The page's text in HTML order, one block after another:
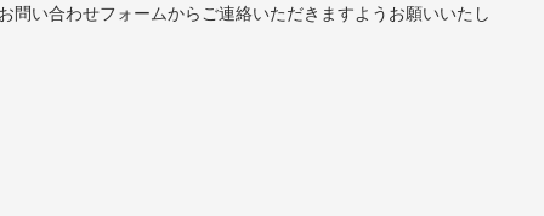
い合わせフォームからご連絡いただきますようお願いいたし